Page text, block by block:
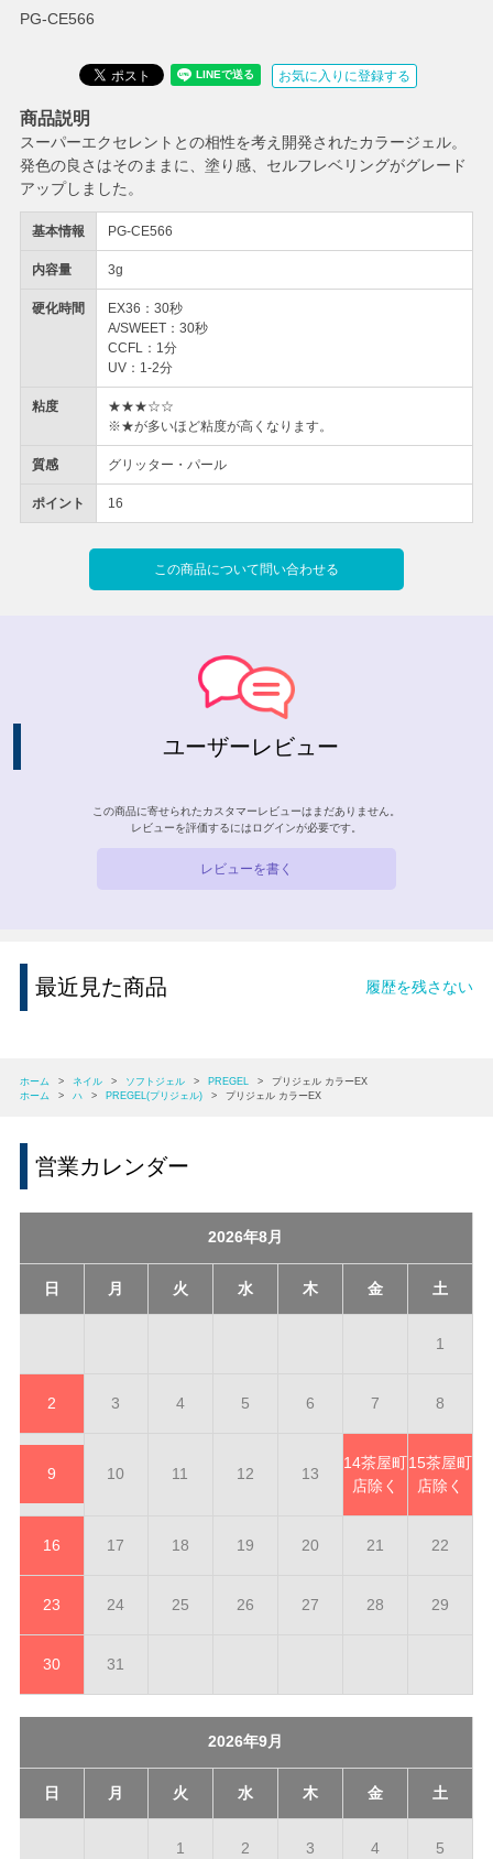
PG-CE566
基本情報 PG-CE566
内容量 3g
硬化時間
EX36：30秒
A/SWEET：30秒
CCFL：1分
UV：1-2分
粘度
★★★☆☆
※★が多いほど粘度が高くなります。
質感 グリッター・パール
ポイント 16
お気に入りに登録する
この商品について問い合わせる
商品説明
スーパーエクセレントとの相性を考え開発されたカラージェル。
発色の良さはそのままに、塗り感、セルフレベリングがグレード
アップしました。
ユーザーレビュー
この商品に寄せられたカスタマーレビューはまだありません。
レビューを評価するには ログインが必要です。
レビューを書く
最近見た商品 履歴を残さない
ホーム > ネイル > ソフトジェル > PREGEL >
プリジェル カラーEX
ホーム
> ハ > PREGEL(プリジェル) > プリジェル カラーEX
営業カレンダー
2026年8月
日 月 火 水 木 金 土
1
2 3 4 5 6 7 8
9 10 11 12 13
14茶屋町
店除く
15茶屋町
店除く
16 17 18 19 20 21 22
23 24 25 26 27 28 29
30 31
2026年9月
日 月 火 水 木 金 土
1 2 3 4 5